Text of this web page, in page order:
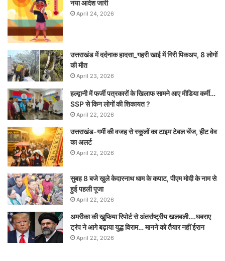
नया आदेश जारी
April 24, 2026
उत्तराखंड में दर्दनाक हादसा_गहरी खाई में गिरी पिकअप, 8 लोगों
की मौत
April 23, 2026
हल्द्वानी में फर्जी पत्रकारों के खिलाफ सामने आए मीडिया कर्मी…
SSP से किन लोगों की शिकायत ?
April 22, 2026
उत्तराखंड-गर्मी की वजह से स्कूलों का टाइम टेबल चेंज, हीट वेव
का अलर्ट
April 22, 2026
सुबह 8 बजे खुले केदारनाथ धाम के कपाट, पीएम मोदी के नाम से
हुई पहली पूजा
April 22, 2026
अमरीका की खुफिया रिपोर्ट से अंतर्राष्ट्रीय खलबली….घबराए
ट्रंप ने आगे बढ़ाया युद्ध विराम… मानने को तैयार नहीं ईरान
April 22, 2026